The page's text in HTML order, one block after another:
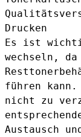
Drucken
Es ist
wechseln,
führen
nicht zu
Austausch